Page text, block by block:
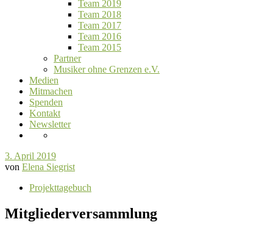
Team 2019
Team 2018
Team 2017
Team 2016
Team 2015
Partner
Musiker ohne Grenzen e.V.
Medien
Mitmachen
Spenden
Kontakt
Newsletter
3. April 2019
von Elena Siegrist
Projekttagebuch
Mitgliederversammlung